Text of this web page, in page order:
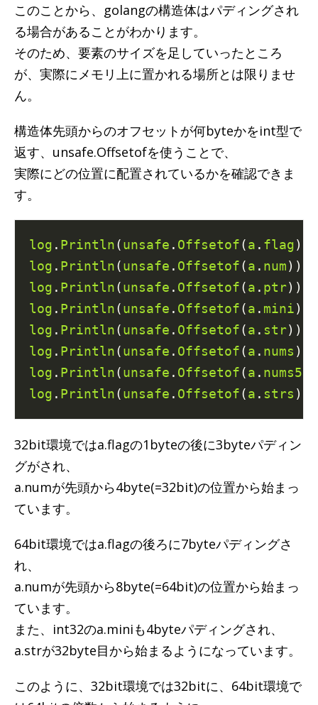
このことから、golangの構造体はパディングされ
る場合があることがわかります。
そのため、要素のサイズを足していったところ
が、実際にメモリ上に置かれる場所とは限りませ
ん。
構造体先頭からのオフセットが何byteかをint型で
返す、unsafe.Offsetofを使うことで、
実際にどの位置に配置されているかを確認できま
す。
log . Println(unsafe . Offsetof(a . flag))
log . Println(unsafe . Offsetof(a . num))
log . Println(unsafe . Offsetof(a . ptr))
log . Println(unsafe . Offsetof(a . mini))
log . Println(unsafe . Offsetof(a . str))
log . Println(unsafe . Offsetof(a . nums ))
log . Println(unsafe . Offsetof(a . nums5
log . Println(unsafe . Offsetof(a . strs ))
32bit環境ではa.flagの1byteの後に3byteパディン
グがされ、
a.numが先頭から4byte(=32bit)の位置から始まっ
ています。
64bit環境ではa.flagの後ろに7byteパディングさ
れ、
a.numが先頭から8byte(=64bit)の位置から始まっ
ています。
また、int32のa.miniも4byteパディングされ、
a.strが32byte目から始まるようになっています。
このように、32bit環境では32bitに、64bit環境で